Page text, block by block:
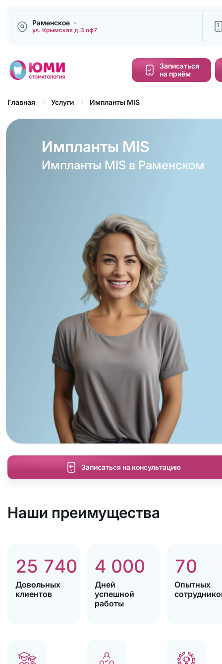
Раменское
ул. Крымская д.3 оф7
1
Записаться
на приём
Главная Услуги Импланты MIS
Импланты MIS
Импланты MIS в Раменском
Записаться на консультацию
Наши преимущества
25 740
Довольных
клиентов
4 000
Дней
успешной
работы
70
Опытных